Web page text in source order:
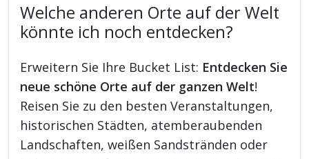
Welche anderen Orte auf der Welt
könnte ich noch entdecken?
Erweitern Sie Ihre Bucket List: Entdecken Sie
neue schöne Orte auf der ganzen Welt!
Reisen Sie zu den besten Veranstaltungen,
historischen Städten, atemberaubenden
Landschaften, weißen Sandstränden oder